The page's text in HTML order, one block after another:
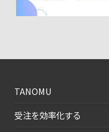
TANOMU
受注を効率化する